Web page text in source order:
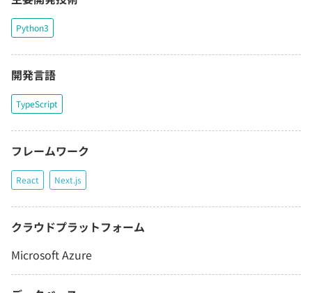
Python3
開発言語
TypeScript
フレームワーク
React Next.js
クラウドプラットフォーム
Microsoft Azure